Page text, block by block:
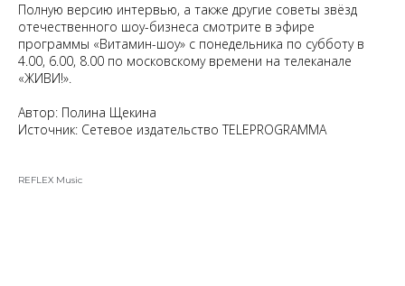
Полную версию интервью, а также другие cоветы звёзд
отечественного шоу-бизнеса смотрите в эфире
программы «Витамин-шоу» с понедельника по субботу в
4.00, 6.00, 8.00 по московскому времени на телеканале
«ЖИВИ!».
Автор: Полина Щекина
Источник: Сетевое издательство TELEPROGRAMMA
REFLEX Music